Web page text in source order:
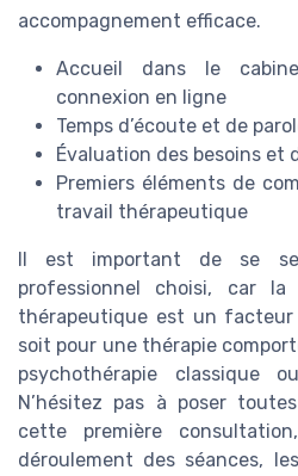
accompagnement efficace.
Accueil dans le
connexion en ligne
Temps d’écoute et de
Évaluation des besoins et
Premiers éléments de
travail thérapeutique
Il est important de se
professionnel choisi, car
thérapeutique est un
soit pour une thérapie
psychothérapie classique
N’hésitez pas à poser
cette première
déroulement des séances,